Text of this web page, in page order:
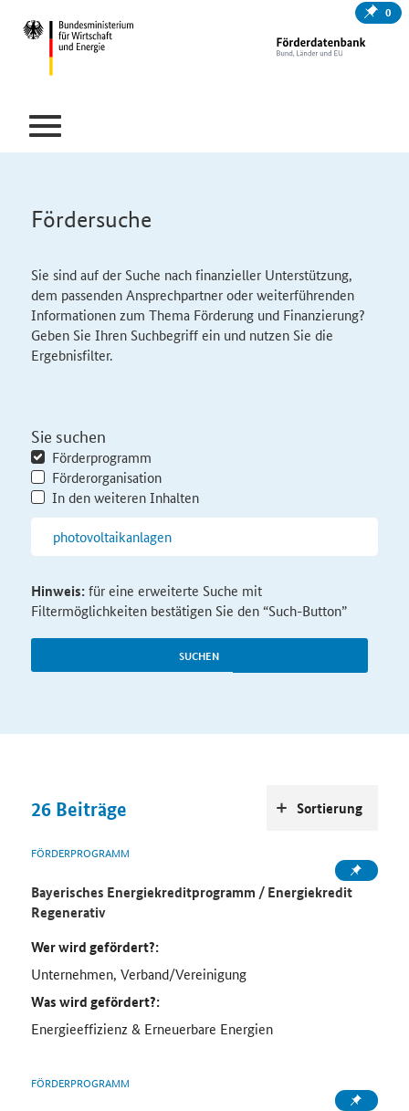
0
Fördersuche
Sie sind auf der Suche nach finanzieller Unterstützung,
dem passenden Ansprechpartner oder weiterführenden
Informationen zum Thema Förderung und Finanzierung?
Geben Sie Ihren Suchbegriff ein und nutzen Sie die
Ergebnisfilter.
Sie suchen
Förderprogramm
Förderorganisation
In den weiteren Inhalten
SUCHEN
Hinweis:für eine erweiterte Suche mit
Filtermöglichkeiten bestätigen Sie den “Such-Button”
26 Beiträge
FÖRDERPROGRAMM
Bayerisches Energiekreditprogramm / Energiekredit
Regenerativ
Wer wird gefördert?:
Unternehmen, Verband/Vereinigung
Was wird gefördert?:
Energieeffizienz & Erneuerbare Energien
FÖRDERPROGRAMM
Sortierung